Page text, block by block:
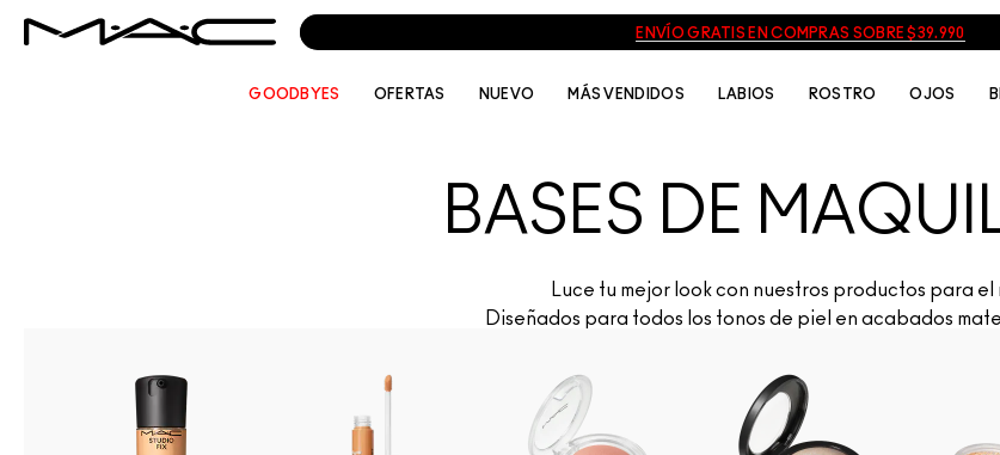
ENVÍO GRATIS EN COMPRAS SOBRE $39.990
GOODBYES OFERTAS NUEVO MÁS VENDIDOS LABIOS ROSTRO OJOS
BASES DE
Luce tu mejor look con nuestros productos para el
Diseñados para todos los tonos de piel en acabados